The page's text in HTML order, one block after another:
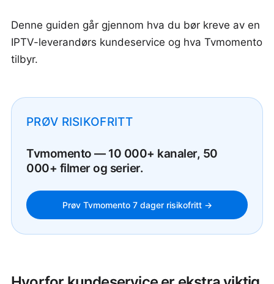
Denne guiden går gjennom hva du bør kreve av en
IPTV-leverandørs kundeservice og hva Tvmomento
tilbyr.
PRØV RISIKOFRITT
Tvmomento — 10 000+ kanaler, 50
000+ filmer og serier.
Prøv Tvmomento 7 dager risikofritt →